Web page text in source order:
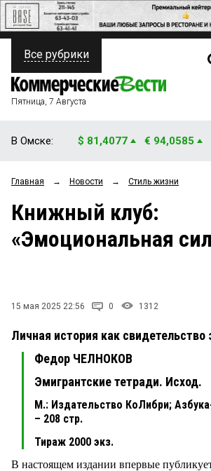
ПОЛИТИКА
ФИНАНСЫ
ОБЩЕСТВО
ЗАКОН
НОВОСТИ КОМПАНИЙ Блоги
Все рубрики
Пятница, 7 Августа
В Омске: $ 81,4077 € 94,0585
Главная → Новости → Стиль жизни
Книжный клуб:
«Эмоциональная
15 мая 2025 22:56 0 1312
Личная история как свидетельство
Федор ЧЕЛНОКОВ
Эмигрантские тетради. Исход.
М.: Издательство КоЛибри;
– 208 стр.
Тираж 2000 экз.
В настоящем издании впервые